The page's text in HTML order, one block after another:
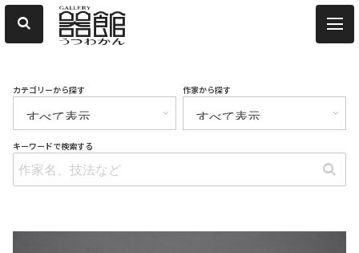
カテゴリーから探す 作家から探す
キーワードで検索する